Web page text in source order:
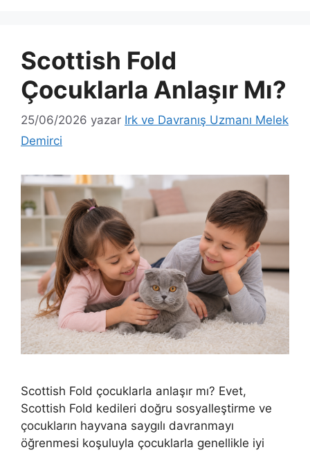
Scottish Fold
Çocuklarla Anlaşır Mı?
25/06/2026 yazar Irk ve Davranış Uzmanı Melek
Demirci
Scottish Fold çocuklarla anlaşır mı? Evet,
Scottish Fold kedileri doğru sosyalleştirme ve
çocukların hayvana saygılı davranmayı
öğrenmesi koşuluyla çocuklarla genellikle iyi